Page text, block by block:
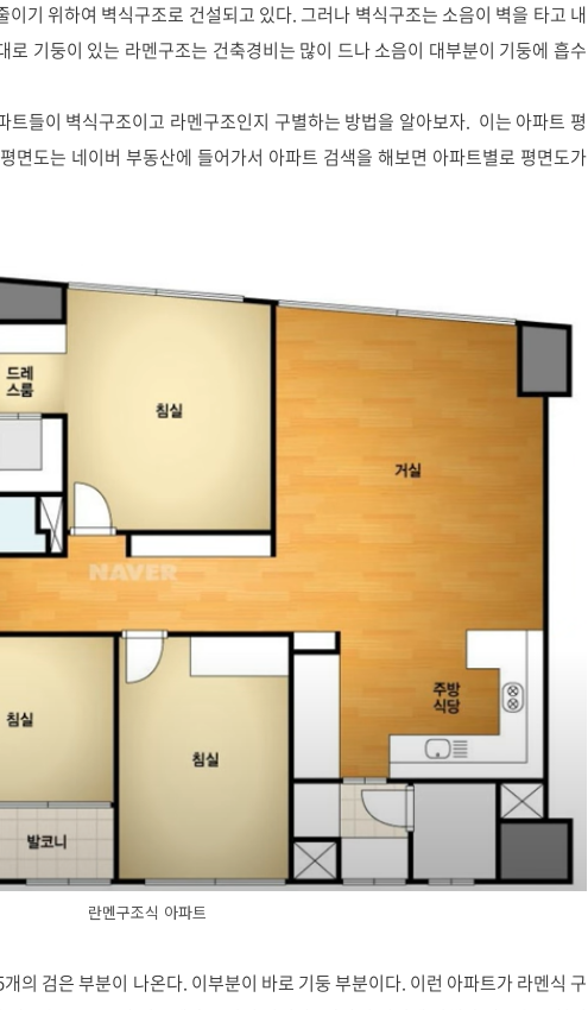
기 위하여 벽식구조로 건설되고 있다. 그러나 벽식구조는 소음이 벽을 타고 내
로 기둥이 있는 라멘구조는 건축경비는 많이 드나 소음이 대부분이 기둥에 흡수
트들이 벽식구조이고 라멘구조인지 구별하는 방법을 알아보자. 이는 아파트 평
면도는 네이버 부동산에 들어가서 아파트 검색을 해보면 아파트별로 평면도가
란멘구조식 아파트
의 검은 부분이 나온다. 이부분이 바로 기둥 부분이다. 이런 아파트가 라멘식 구